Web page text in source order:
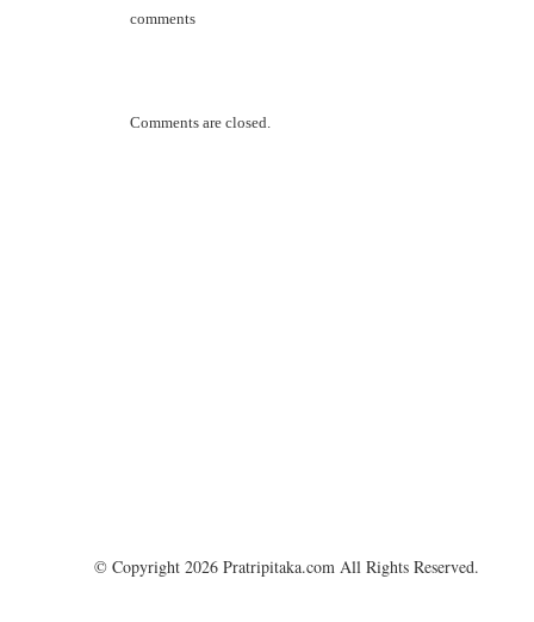
comments
Comments are closed.
© Copyright 2026 Pratripitaka.com All Rights Reserved.